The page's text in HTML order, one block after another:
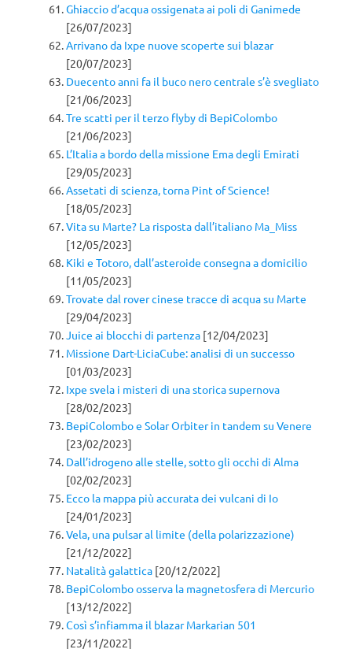
Ghiaccio d’acqua ossigenata ai poli di Ganimede
[26/07/2023]
Arrivano da Ixpe nuove scoperte sui blazar
[20/07/2023]
Duecento anni fa il buco nero centrale s’è svegliato
[21/06/2023]
Tre scatti per il terzo flyby di BepiColombo
[21/06/2023]
L’Italia a bordo della missione Ema degli Emirati
[29/05/2023]
Assetati di scienza, torna Pint of Science!
[18/05/2023]
Vita su Marte? La risposta dall’italiano Ma_Miss
[12/05/2023]
Kiki e Totoro, dall’asteroide consegna a domicilio
[11/05/2023]
Trovate dal rover cinese tracce di acqua su Marte
[29/04/2023]
Juice ai blocchi di partenza [12/04/2023]
Missione Dart-LiciaCube: analisi di un successo
[01/03/2023]
Ixpe svela i misteri di una storica supernova
[28/02/2023]
BepiColombo e Solar Orbiter in tandem su Venere
[23/02/2023]
Dall’idrogeno alle stelle, sotto gli occhi di Alma
[02/02/2023]
Ecco la mappa più accurata dei vulcani di Io
[24/01/2023]
Vela, una pulsar al limite (della polarizzazione)
[21/12/2022]
Natalità galattica [20/12/2022]
BepiColombo osserva la magnetosfera di Mercurio
[13/12/2022]
Così s’infiamma il blazar Markarian 501
[23/11/2022]